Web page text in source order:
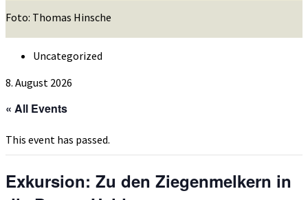
Foto: Thomas Hinsche
Uncategorized
8. August 2026
« All Events
This event has passed.
Exkursion: Zu den Ziegenmelkern in